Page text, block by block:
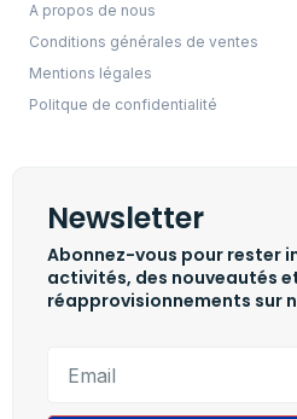
A propos de nous
Conditions générales de ventes
Mentions légales
Politque de confidentialité
Newsletter
Abonnez-vous pour rester
activités, des nouveautés
réapprovisionnements sur